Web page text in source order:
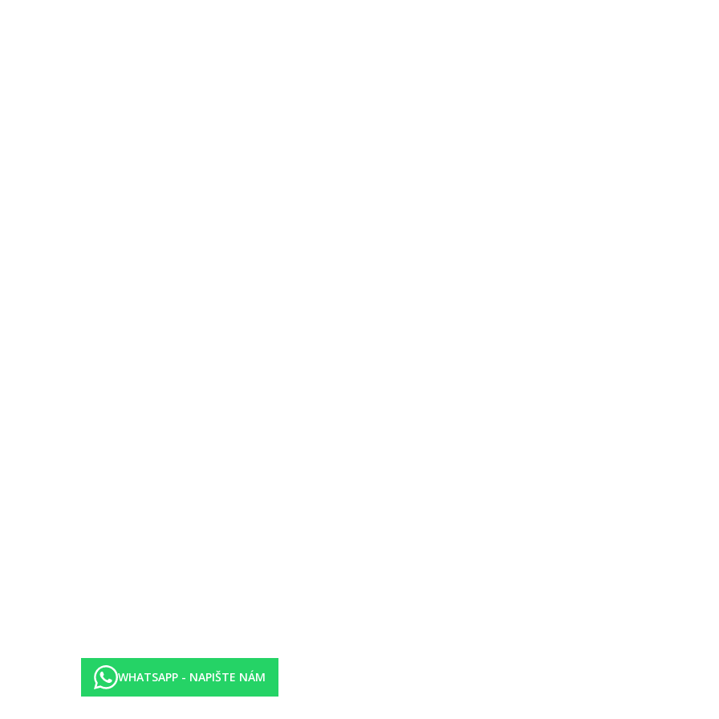
WC)
uvedené vybavení)
v patře, umístěn v 8. patře, výhled krajina
dveřmi
asijská, rybí)
v atriu)
WHATSAPP - NAPIŠTE NÁM